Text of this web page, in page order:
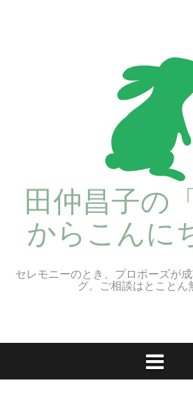
田仲昌子の
からこんに
セレモニーのとき、プロポーズが
グ。ご相談はとことん